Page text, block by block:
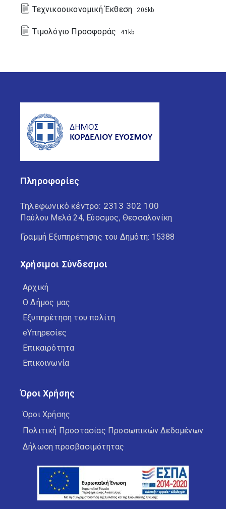
Τεχνικοοικονομική Έκθεση 206kb
Τιμολόγιο Προσφοράς 41kb
Πληροφορίες
Τηλεφωνικό κέντρο: 2313 302 100
Παύλου Μελά 24, Εύοσμος, Θεσσαλονίκη
Γραμμή Εξυπηρέτησης του Δημότη: 15388
Χρήσιμοι Σύνδεσμοι
Αρχική
Ο Δήμος μας
Εξυπηρέτηση του πολίτη
eΥπηρεσίες
Επικαιρότητα
Επικοινωνία
Όροι Χρήσης
Όροι Χρήσης
Πολιτική Προστασίας Προσωπικών Δεδομένων
Δήλωση προσβασιμότητας